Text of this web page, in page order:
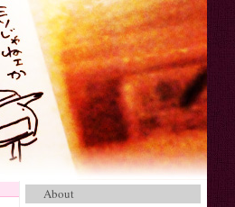
About